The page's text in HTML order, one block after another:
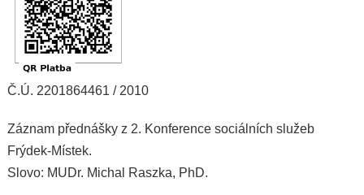
Č.Ú. 2201864461 / 2010
Záznam přednášky z 2. Konference sociálních služeb
Frýdek-Místek.
Slovo: MUDr. Michal Raszka, PhD.